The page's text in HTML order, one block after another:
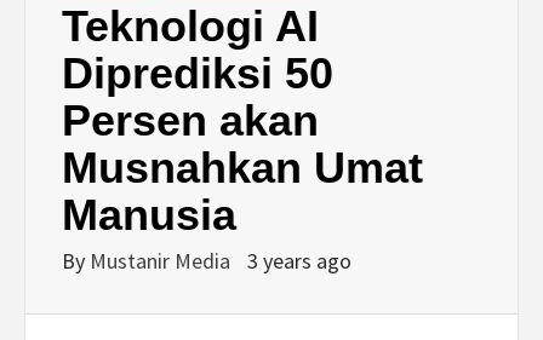
Teknologi AI
Diprediksi 50
Persen akan
Musnahkan Umat
Manusia
By Mustanir Media 3 years ago